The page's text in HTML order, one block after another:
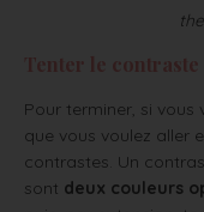
Pour terminer, si vous
que vous voulez aller
contrastes. Un
sont deux couleurs